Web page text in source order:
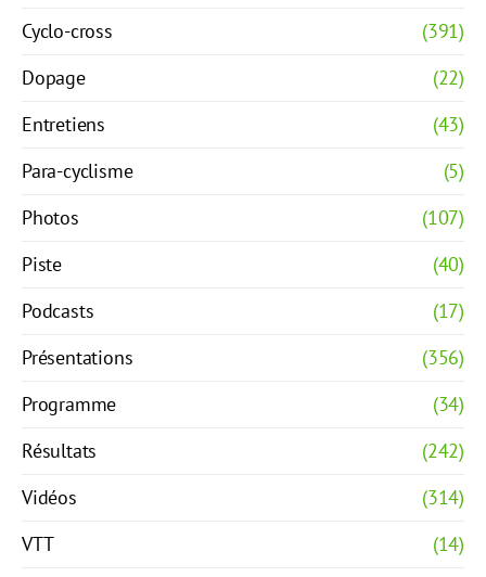
Cyclo-cross
(391)
Dopage
(22)
Entretiens
(43)
Para-cyclisme
(5)
Photos
(107)
Piste
(40)
Podcasts
(17)
Présentations
(356)
Programme
(34)
Résultats
(242)
Vidéos
(314)
VTT
(14)